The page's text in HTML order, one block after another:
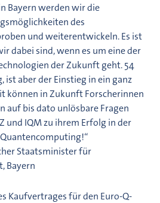
Bayern werden wir die
des
und weiterentwickeln. Es ist
dabei sind, wenn es um eine der
der Zukunft geht. 54
aber der Einstieg in ein ganz
können in Zukunft Forscherinnen
auf bis dato unlösbare Fragen
und IQM zu ihrem Erfolg in der
Staatsminister für
Bayern
Kaufvertrages für den Euro-Q-